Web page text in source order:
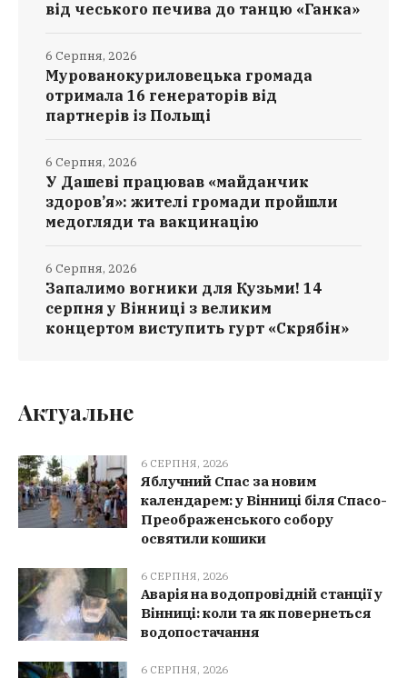
від чеського печива до танцю «Ганка»
Мурованокуриловецька громада
отримала 16 генераторів від
партнерів із Польщі
6 Серпня, 2026
У Дашеві працював «майданчик
здоров’я»: жителі громади пройшли
медогляди та вакцинацію
6 Серпня, 2026
Запалимо вогники для Кузьми! 14
серпня у Вінниці з великим
концертом виступить гурт «Скрябін»
6 Серпня, 2026
Актуальне
6 СЕРПНЯ, 2026
Яблучний Спас за новим
календарем: у Вінниці біля Спасо-
Преображенського собору
освятили кошики
6 СЕРПНЯ, 2026
Аварія на водопровідній станції у
Вінниці: коли та як повернеться
водопостачання
6 СЕРПНЯ, 2026